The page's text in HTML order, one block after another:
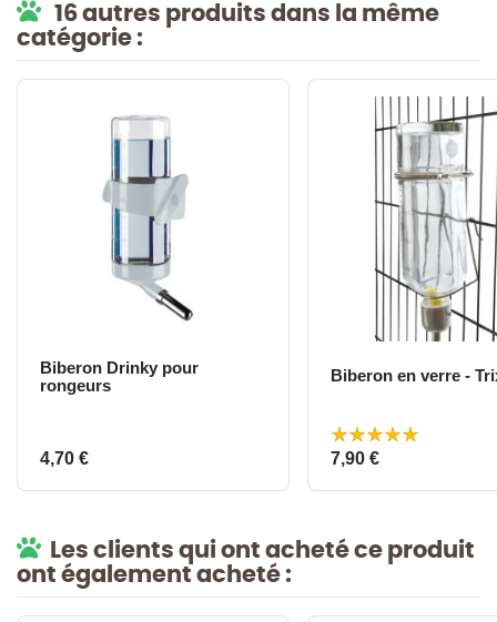
16 autres produits dans la même
catégorie :
Biberon Drinky pour
rongeurs
Prix
4,70 €
Biberon en
Prix
7,90 €
Les clients qui ont acheté ce produit
ont également acheté :